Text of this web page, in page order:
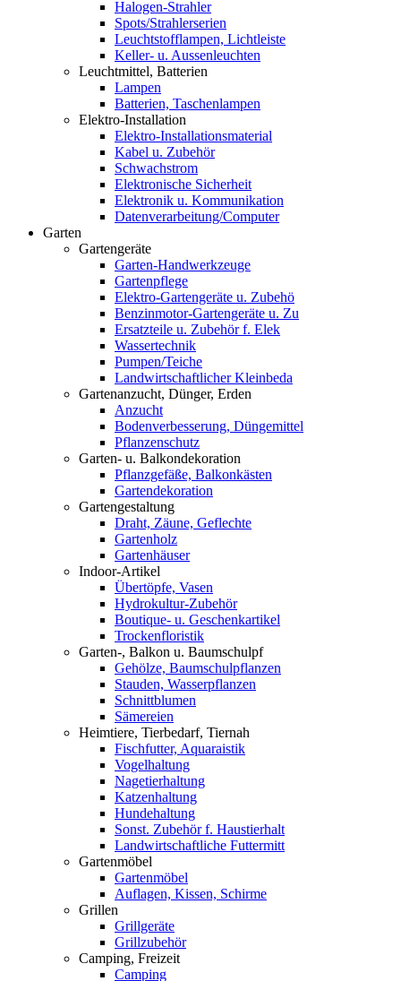
Halogen-Strahler
Spots/Strahlerserien
Leuchtstofflampen, Lichtleiste
Keller- u. Aussenleuchten
Leuchtmittel, Batterien
Lampen
Batterien, Taschenlampen
Elektro-Installation
Elektro-Installationsmaterial
Kabel u. Zubehör
Schwachstrom
Elektronische Sicherheit
Elektronik u. Kommunikation
Datenverarbeitung/Computer
Garten
Gartengeräte
Garten-Handwerkzeuge
Gartenpflege
Elektro-Gartengeräte u. Zubehö
Benzinmotor-Gartengeräte u. Zu
Ersatzteile u. Zubehör f. Elek
Wassertechnik
Pumpen/Teiche
Landwirtschaftlicher Kleinbeda
Gartenanzucht, Dünger, Erden
Anzucht
Bodenverbesserung, Düngemittel
Pflanzenschutz
Garten- u. Balkondekoration
Pflanzgefäße, Balkonkästen
Gartendekoration
Gartengestaltung
Draht, Zäune, Geflechte
Gartenholz
Gartenhäuser
Indoor-Artikel
Übertöpfe, Vasen
Hydrokultur-Zubehör
Boutique- u. Geschenkartikel
Trockenfloristik
Garten-, Balkon u. Baumschulpf
Gehölze, Baumschulpflanzen
Stauden, Wasserpflanzen
Schnittblumen
Sämereien
Heimtiere, Tierbedarf, Tiernah
Fischfutter, Aquaraistik
Vogelhaltung
Nagetierhaltung
Katzenhaltung
Hundehaltung
Sonst. Zubehör f. Haustierhalt
Landwirtschaftliche Futtermitt
Gartenmöbel
Gartenmöbel
Auflagen, Kissen, Schirme
Grillen
Grillgeräte
Grillzubehör
Camping, Freizeit
Camping